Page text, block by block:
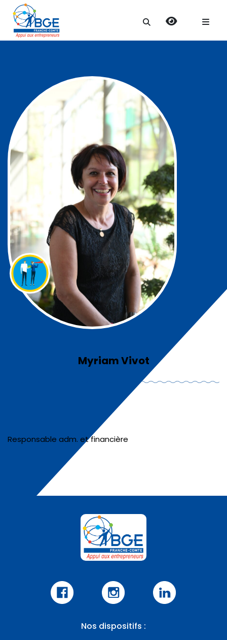
Search
Myriam Vivot
Responsable adm. et financière
Nos dispositifs :